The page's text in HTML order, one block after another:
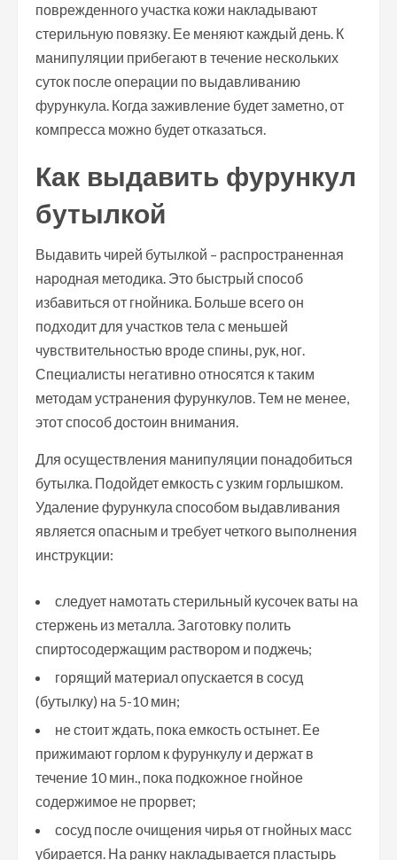
поврежденного участка кожи накладывают
стерильную повязку. Ее меняют каждый день. К
манипуляции прибегают в течение нескольких
суток после операции по выдавливанию
фурункула. Когда заживление будет заметно, от
компресса можно будет отказаться.
Как выдавить фурункул
бутылкой
Выдавить чирей бутылкой – распространенная
народная методика. Это быстрый способ
избавиться от гнойника. Больше всего он
подходит для участков тела с меньшей
чувствительностью вроде спины, рук, ног.
Специалисты негативно относятся к таким
методам устранения фурункулов. Тем не менее,
этот способ достоин внимания.
Для осуществления манипуляции понадобиться
бутылка. Подойдет емкость с узким горлышком.
Удаление фурункула способом выдавливания
является опасным и требует четкого выполнения
инструкции:
следует намотать стерильный кусочек ваты на
стержень из металла. Заготовку полить
спиртосодержащим раствором и поджечь;
горящий материал опускается в сосуд
(бутылку) на 5-10 мин;
не стоит ждать, пока емкость остынет. Ее
прижимают горлом к фурункулу и держат в
течение 10 мин., пока подкожное гнойное
содержимое не прорвет;
сосуд после очищения чирья от гнойных масс
убирается. На ранку накладывается пластырь